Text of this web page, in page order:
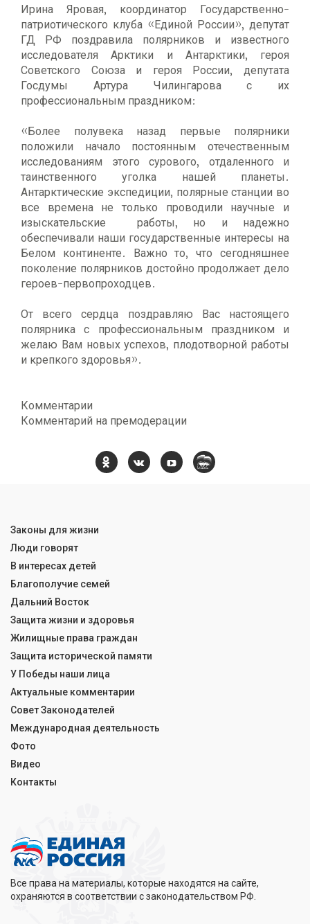
Ирина Яровая, координатор Государственно-
патриотического клуба «Единой России», депутат
ГД РФ поздравила полярников и известного
исследователя Арктики и Антарктики, героя
Советского Союза и героя России, депутата
Госдумы Артура Чилингарова с их
профессиональным праздником:
«Более полувека назад первые полярники
положили начало постоянным отечественным
исследованиям этого сурового, отдаленного и
таинственного уголка нашей планеты.
Антарктические экспедиции, полярные станции во
все времена не только проводили научные и
изыскательские работы, но и надежно
обеспечивали наши государственные интересы на
Белом континенте. Важно то, что сегодняшнее
поколение полярников достойно продолжает дело
героев-первопроходцев.
От всего сердца поздравляю Вас настоящего
полярника с профессиональным праздником и
желаю Вам новых успехов, плодотворной работы
и крепкого здоровья».
Комментарии
Комментарий на премодерации
Все права на материалы, которые находятся на сайте,
охраняются в соответствии с законодательством РФ.
Законы для жизни
Люди говорят
В интересах детей
Благополучие семей
Дальний Восток
Защита жизни и здоровья
Жилищные права граждан
Защита исторической памяти
У Победы наши лица
Актуальные комментарии
Совет Законодателей
Международная деятельность
Фото
Видео
Контакты